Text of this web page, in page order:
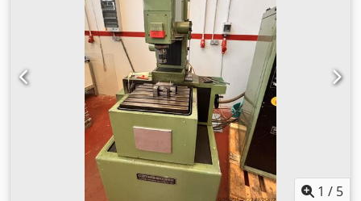
1 / 5